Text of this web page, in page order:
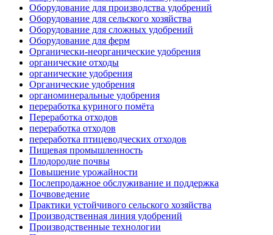
Оборудование для производства удобрений
Оборудование для сельского хозяйства
Оборудование для сложных удобрений
Оборудование для ферм
Органически-неорганические удобрения
органические отходы
органические удобрения
Органические удобрения
органоминеральные удобрения
переработка куриного помёта
Переработка отходов
переработка отходов
переработка птицеводческих отходов
Пищевая промышленность
Плодородие почвы
Повышение урожайности
Послепродажное обслуживание и поддержка
Почвоведение
Практики устойчивого сельского хозяйства
Производственная линия удобрений
Производственные технологии